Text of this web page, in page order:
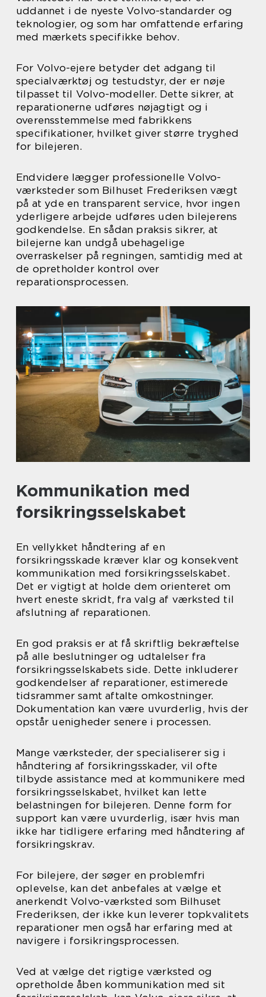
uddannet i de nyeste Volvo-standarder og
teknologier, og som har omfattende erfaring
med mærkets specifikke behov.
For Volvo-ejere betyder det adgang til
specialværktøj og testudstyr, der er nøje
tilpasset til Volvo-modeller. Dette sikrer, at
reparationerne udføres nøjagtigt og i
overensstemmelse med fabrikkens
specifikationer, hvilket giver større tryghed
for bilejeren.
Endvidere lægger professionelle Volvo-
værksteder som Bilhuset Frederiksen vægt
på at yde en transparent service, hvor ingen
yderligere arbejde udføres uden bilejerens
godkendelse. En sådan praksis sikrer, at
bilejerne kan undgå ubehagelige
overraskelser på regningen, samtidig med at
de opretholder kontrol over
reparationsprocessen.
Kommunikation med
forsikringsselskabet
En vellykket håndtering af en
forsikringsskade kræver klar og konsekvent
kommunikation med forsikringsselskabet.
Det er vigtigt at holde dem orienteret om
hvert eneste skridt, fra valg af værksted til
afslutning af reparationen.
En god praksis er at få skriftlig bekræftelse
på alle beslutninger og udtalelser fra
forsikringsselskabets side. Dette inkluderer
godkendelser af reparationer, estimerede
tidsrammer samt aftalte omkostninger.
Dokumentation kan være uvurderlig, hvis der
opstår uenigheder senere i processen.
Mange værksteder, der specialiserer sig i
håndtering af forsikringsskader, vil ofte
tilbyde assistance med at kommunikere med
forsikringsselskabet, hvilket kan lette
belastningen for bilejeren. Denne form for
support kan være uvurderlig, især hvis man
ikke har tidligere erfaring med håndtering af
forsikringskrav.
For bilejere, der søger en problemfri
oplevelse, kan det anbefales at vælge et
anerkendt Volvo-værksted som Bilhuset
Frederiksen, der ikke kun leverer topkvalitets
reparationer men også har erfaring med at
navigere i forsikringsprocessen.
Ved at vælge det rigtige værksted og
opretholde åben kommunikation med sit